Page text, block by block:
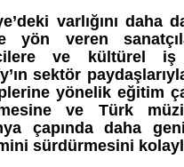
varlığını daha
yön veren
ve kültürel iş
sektör
yönelik eğitim
ve Türk
çapında daha
sürdürmesini